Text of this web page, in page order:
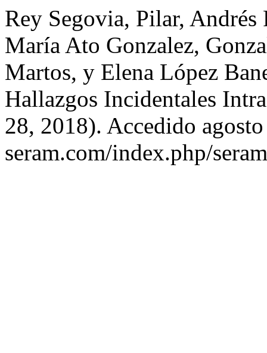
Rey Segovia, Pilar, Andrés
María Ato Gonzalez,
Martos, y Elena López
Hallazgos Incidentales
28, 2018). Accedido
seram.com/index.php/